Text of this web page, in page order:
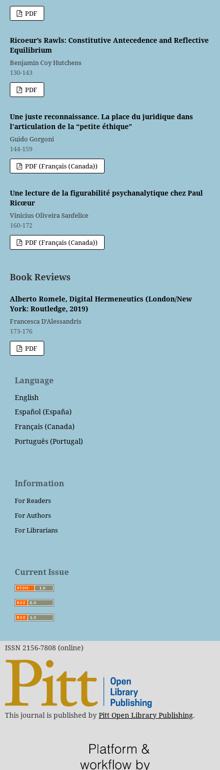
PDF
Ricoeur’s Rawls: Constitutive Antecedence and Reflective
Equilibrium
Benjamin Coy Hutchens
130-143
PDF
Une juste reconnaissance. La place du juridique dans
l’articulation de la “petite éthique”
Guido Gorgoni
144-159
PDF (Français (Canada))
Une lecture de la figurabilité psychanalytique chez Paul
Ricœur
Vinicius Oliveira Sanfelice
160-172
PDF (Français (Canada))
Book Reviews
Alberto Romele, Digital Hermeneutics (London/New
York: Routledge, 2019)
Francesca D'Alessandris
173-176
PDF
Language
English
Español (España)
Français (Canada)
Português (Portugal)
Information
For Readers
For Authors
For Librarians
Current Issue
ISSN 2156-7808 (online)
This journal is published by Pitt Open Library Publishing.